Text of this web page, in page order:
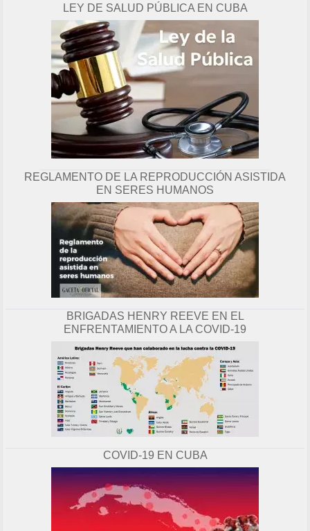
g
i
n
a
LEY DE SALUD PÚBLICA EN CUBA
REGLAMENTO DE LA REPRODUCCIÓN ASISTIDA
EN SERES HUMANOS
BRIGADAS HENRY REEVE EN EL
ENFRENTAMIENTO A LA COVID-19
COVID-19 EN CUBA